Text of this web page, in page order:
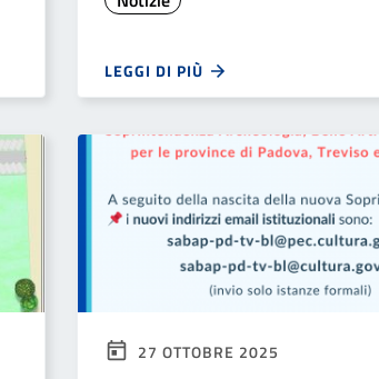
LEGGI DI PIÙ
27 OTTOBRE 2025